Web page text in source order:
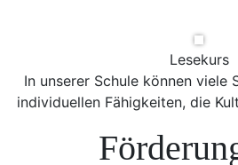
Lesekurs
In unserer Schule können viele
individuellen Fähigkeiten, die